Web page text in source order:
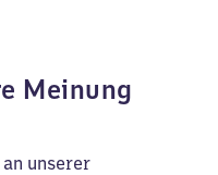
Meinung
unserer